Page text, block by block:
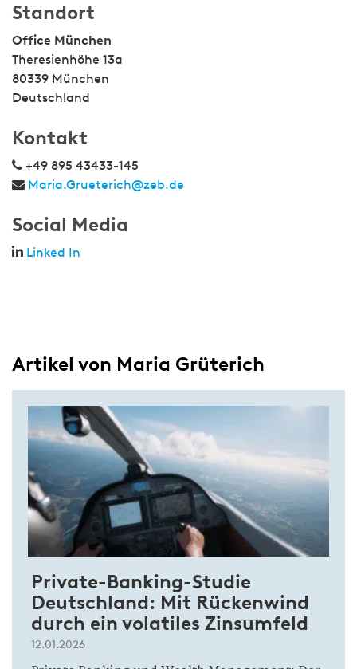
Standort
Office München
Theresienhöhe 13a
80339 München
Deutschland
Kontakt
+49 895 43433-145
Maria.Grueterich@zeb.de
Social Media
Linked In
Artikel von Maria Grüterich
Private-Banking-Studie
Deutschland: Mit Rückenwind
durch ein volatiles Zinsumfeld
12.01.2026